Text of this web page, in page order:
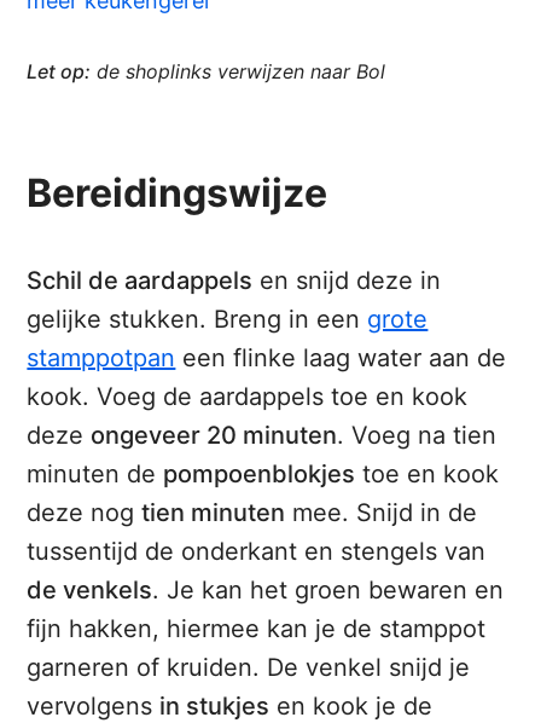
Let op: de shoplinks verwijzen naar Bol
Bereidingswijze
Schil de aardappels en snijd deze in
gelijke stukken. Breng in een grote
stamppotpan een flinke laag water aan de
kook. Voeg de aardappels toe en kook
deze ongeveer 20 minuten. Voeg na tien
minuten de pompoenblokjes toe en kook
deze nogtien minuten mee. Snijd in de
tussentijd de onderkant en stengels van
de venkels. Je kan het groen bewaren en
fijn hakken, hiermee kan je de stamppot
garneren of kruiden. De venkel snijd je
vervolgens in stukjes en kook je de